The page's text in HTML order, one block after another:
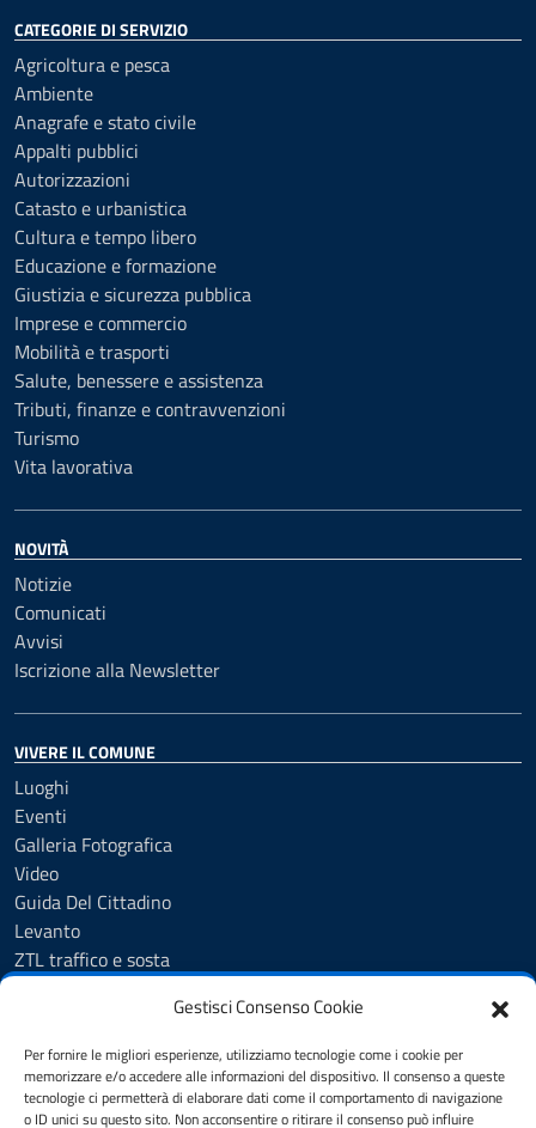
Gestisci Consenso Cookie
Per fornire le migliori esperienze, utilizziamo tecnologie come i cookie per
memorizzare e/o accedere alle informazioni del dispositivo. Il consenso a queste
tecnologie ci permetterà di elaborare dati come il comportamento di navigazione
o ID unici su questo sito. Non acconsentire o ritirare il consenso può influire
CATEGORIE DI SERVIZIO
Agricoltura e pesca
Ambiente
Anagrafe e stato civile
Appalti pubblici
Autorizzazioni
Catasto e urbanistica
Cultura e tempo libero
Educazione e formazione
Giustizia e sicurezza pubblica
Imprese e commercio
Mobilità e trasporti
Salute, benessere e assistenza
Tributi, finanze e contravvenzioni
Turismo
Vita lavorativa
NOVITÀ
Notizie
Comunicati
Avvisi
Iscrizione alla Newsletter
VIVERE IL COMUNE
Luoghi
Eventi
Galleria Fotografica
Video
Guida Del Cittadino
Levanto
ZTL traffico e sosta
Manifestazioni